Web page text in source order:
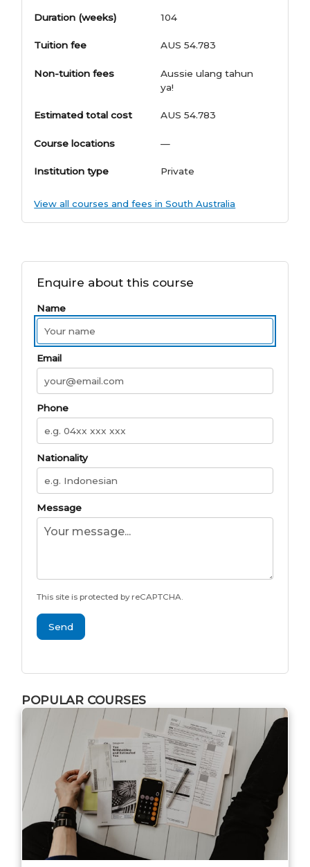
Duration (weeks) 104
Tuition fee AUS 54.783
Non-tuition fees
Aussie ulang tahun
ya!
Estimated total cost AUS 54.783
Course locations —
Institution type Private
View all courses and fees in South Australia
Enquire about this course
Name
Email
Phone
Nationality
Message
This site is protected by reCAPTCHA.
Send
POPULAR COURSES